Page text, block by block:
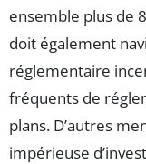
ensemble plus de
doit également
réglementaire
fréquents de
plans. D’autres
impérieuse